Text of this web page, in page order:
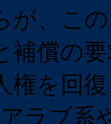
が、こ
補償の
権を回
ラブ系